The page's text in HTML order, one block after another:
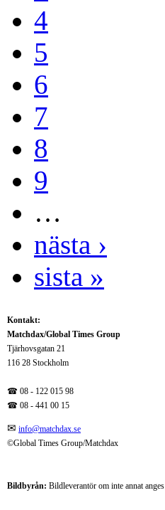
4
5
6
7
8
9
…
nästa ›
sista »
Kontakt:
Matchdax/Global Times Group
Tjärhovsgatan 21
116 28 Stockholm
☎ 08 - 122 015 98
☎ 08 - 441 00 15
✉ info@matchdax.se
©Global Times Group/Matchdax
Bildbyrån: Bildleverantör om inte annat anges